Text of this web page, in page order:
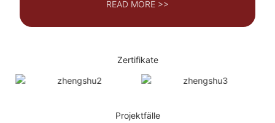
READ MORE >>
Zertifikate
Projektfälle